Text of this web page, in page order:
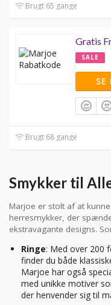
Brugt 65 gange
Gratis
SALE
Brugt 68 gange
Smykker til
Marjoe er stolt af at
herresmykker, der
ekstravagante designs.
Ringe: Med over 200
finder du både
Marjoe har også
med unikke motiver
der henvender sig til